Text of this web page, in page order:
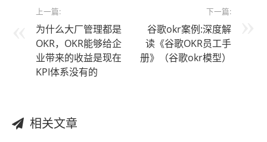
上一篇:
为什么大厂管理都是
OKR，OKR能够给企
业带来的收益是现在
KPI体系没有的
下一篇:
谷歌okr案例:深度解
读《谷歌OKR员工手
册》（谷歌okr模型）
相关文章